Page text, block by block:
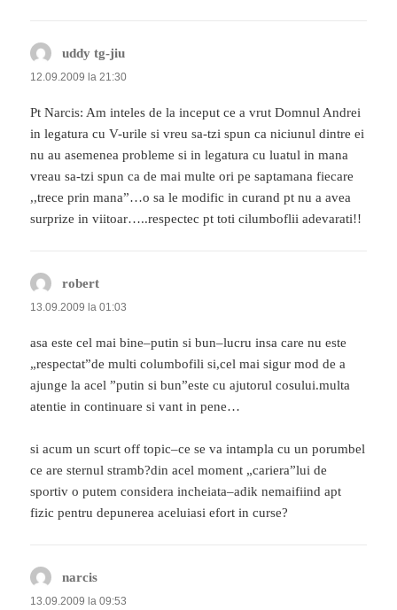
uddy tg-jiu
12.09.2009 la 21:30
Pt Narcis: Am inteles de la inceput ce a vrut Domnul Andrei
in legatura cu V-urile si vreu sa-tzi spun ca niciunul dintre ei
nu au asemenea probleme si in legatura cu luatul in mana
vreau sa-tzi spun ca de mai multe ori pe saptamana fiecare
,,trece prin mana”…o sa le modific in curand pt nu a avea
surprize in viitoar…..respectec pt toti cilumboflii adevarati!!
robert
13.09.2009 la 01:03
asa este cel mai bine–putin si bun–lucru insa care nu este
„respectat”de multi columbofili si,cel mai sigur mod de a
ajunge la acel ”putin si bun”este cu ajutorul cosului.multa
atentie in continuare si vant in pene…
si acum un scurt off topic–ce se va intampla cu un porumbel
ce are sternul stramb?din acel moment „cariera”lui de
sportiv o putem considera incheiata–adik nemaifiind apt
fizic pentru depunerea aceluiasi efort in curse?
narcis
13.09.2009 la 09:53